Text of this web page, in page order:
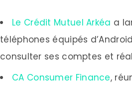
Le Crédit Mutuel Arkéa a
téléphones équipés
consulter ses comptes et
CA Consumer Finance,